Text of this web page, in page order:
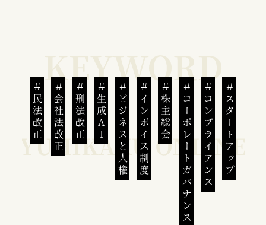
民法改正 会社法改正 刑法改正 生成AI ビジネスと人権インボイス制度 株主総会 コーポレートガバナンスコンプライアンススタートアップ